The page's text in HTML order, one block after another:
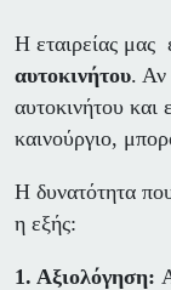
Η εταιρείας μας
αυτοκινήτου. Αν
αυτοκινήτου και
καινούργιο,
Η δυνατότητα
η εξής:
1. Αξιολόγηση: